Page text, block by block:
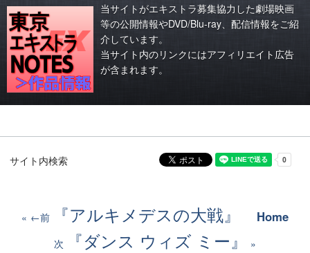
当サイトがエキストラ募集協力した劇場映画
等の公開情報やDVD/Blu-ray、配信情報をご紹
介しています。
当サイト内のリンクにはアフィリエイト広告
が含まれます。
サイト内検索
←前 『アルキメデスの大戦』 Home
次 『ダンス ウィズ ミー』